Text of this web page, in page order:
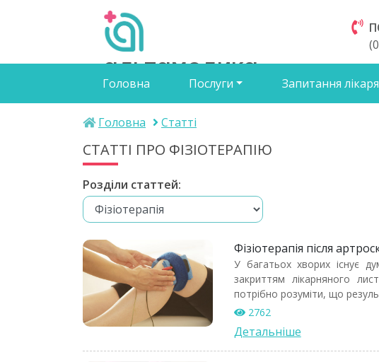
альтамедика
медичний центр
Головна Послуги Запитання
Головна Статті
СТАТТІ ПРО ФІЗІОТЕРАПІЮ
Розділи статтей:
Фізіотерапія після
У багатьох хворих існує
закриттям лікарняного
потрібно розуміти, що
2762
Детальніше